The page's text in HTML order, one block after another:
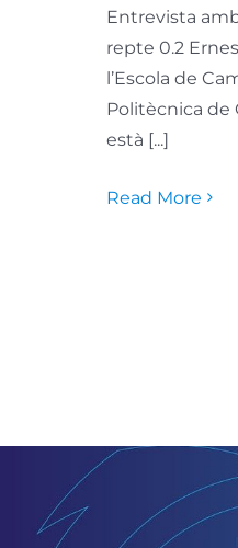
Entrevista
repte 0.2
l’Escola de
Politècnica de
està [...]
Read More